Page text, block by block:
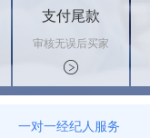
支付尾款
审核无误后买家
支付尾款，卖家
办理相关手续
一对一经纪人服务